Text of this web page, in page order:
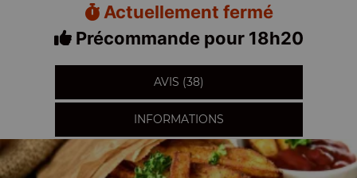
Actuellement fermé
Précommande pour 18h20
AVIS (38)
INFORMATIONS